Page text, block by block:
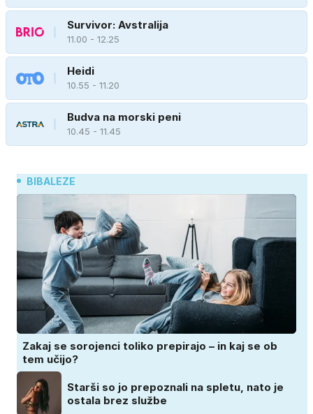
Survivor: Avstralija
11.00 - 12.25
Heidi
10.55 - 11.20
Budva na morski peni
10.45 - 11.45
BIBALEZE
Zakaj se sorojenci toliko prepirajo – in kaj se ob
tem učijo?
Starši so jo prepoznali na spletu, nato je
ostala brez službe